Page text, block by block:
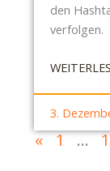
den
verfolgen.
3.
« 1 …